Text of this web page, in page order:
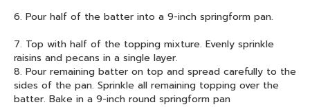
6. Pour half of the batter into a 9-inch springform pan.
7. Top with half of the topping mixture. Evenly sprinkle
raisins and pecans in a single layer.
8. Pour remaining batter on top and spread carefully to the
sides of the pan. Sprinkle all remaining topping over the
batter. Bake in a 9-inch round springform pan